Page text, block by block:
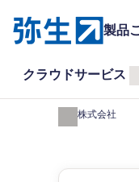
製品
クラウドサービス
弥生株式会社